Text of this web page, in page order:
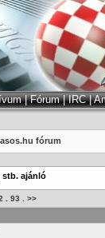
|Fórum|IRC|
fórum
stb. ajánló
93 >>